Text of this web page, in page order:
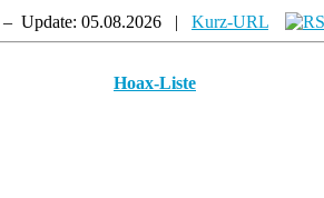
– Update: 05.08.2026 | Kurz-URL
Hoax-Liste